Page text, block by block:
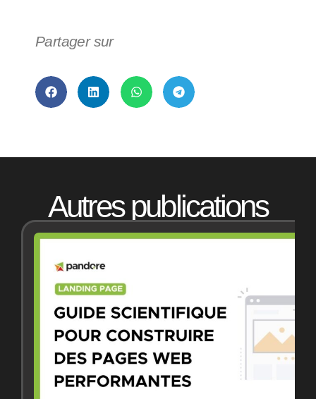
Partager sur
Autres publications